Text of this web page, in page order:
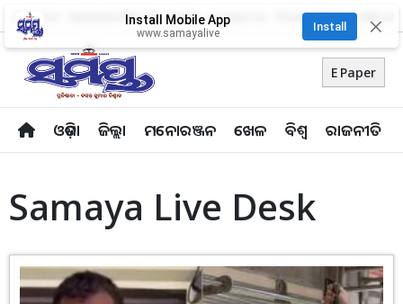
About Us Advertise With Us Career Contact Us Privacy Policy
E Paper
ଓଡ଼ିଶା ଜିଲ୍ଲା ମନୋରଞ୍ଜନ ଖେଳ ବିଶ୍ବ ରାଜନୀତି
Install Mobile App
www.samayalive
Install ✕
Samaya Live Desk